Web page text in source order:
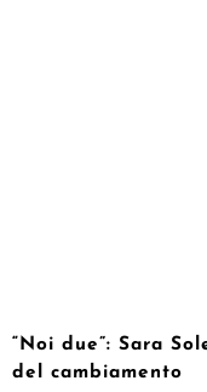
“Noi due”: Sara
del cambiamento